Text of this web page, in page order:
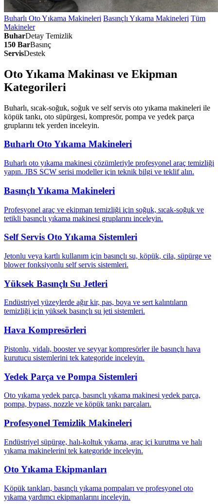
Buharlı Oto Yıkama Makineleri Basınçlı Yıkama Makineleri Tüm
Makineler
BuharDetay Temizlik
150 BarBasınç
ServisDestek
Oto Yıkama Makinası ve Ekipman
Kategorileri
Buharlı, sıcak-soğuk, soğuk ve self servis oto yıkama makineleri ile
köpük tankı, oto süpürgesi, kompresör, pompa ve yedek parça
gruplarını tek yerden inceleyin.
Buharlı Oto Yıkama Makineleri
Buharlı oto yıkama makinesi çözümleriyle profesyonel araç temizliği
yapın. JBS SCW serisi modeller için teknik bilgi ve teklif alın.
Basınçlı Yıkama Makineleri
Profesyonel araç ve ekipman temizliği için soğuk, sıcak-soğuk ve
tetikli basınçlı yıkama makinesi gruplarını inceleyin.
Self Servis Oto Yıkama Sistemleri
Jetonlu veya kartlı kullanım için basınçlı su, köpük, cila, süpürge ve
blower fonksiyonlu self servis sistemleri.
Yüksek Basınçlı Su Jetleri
Endüstriyel yüzeylerde ağır kir, pas, boya ve sert kalıntıların
temizliği için yüksek basınçlı su jeti sistemleri.
Hava Kompresörleri
Pistonlu, vidalı, booster ve seyyar kompresörler ile basınçlı hava
kurutucu sistemlerini tek kategoride inceleyin.
Yedek Parça ve Pompa Sistemleri
Oto yıkama yedek parça, basınçlı yıkama makinesi yedek parça,
pompa, bypass, nozzle ve köpük tankı parçaları.
Profesyonel Temizlik Makineleri
Endüstriyel süpürge, halı-koltuk yıkama, araç içi kurutma ve halı
yıkama makinelerini tek kategoride inceleyin.
Oto Yıkama Ekipmanları
Köpük tankları, basınçlı yıkama pompaları ve profesyonel oto
yıkama yardımcı ekipmanlarını inceleyin.